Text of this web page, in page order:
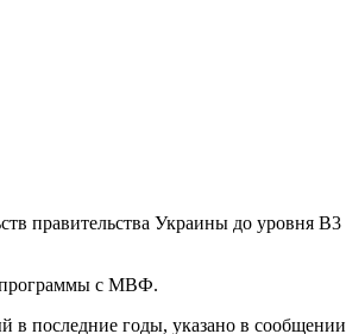
правительства Украины до уровня B3
программы с МВФ.
в последние годы, указано в сообщении